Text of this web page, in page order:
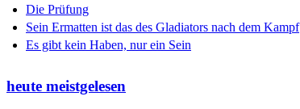
Die Prüfung
Sein Ermatten ist das des Gladiators nach dem Kampf
Es gibt kein Haben, nur ein Sein
heute meistgelesen